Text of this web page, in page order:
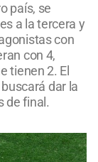
país, se
a la tercera y
con
con 4,
tienen 2. El
dar la
de final.